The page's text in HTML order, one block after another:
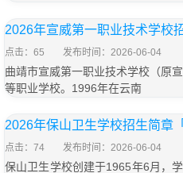
2026年宣威第一职业技术学校
点击：65 发布时间：2026-06-04
曲靖市宣威第一职业技术学校（原
等职业学校。1996年在云南
2026年保山卫生学校招生简章
点击：74 发布时间：2026-06-04
保山卫生学校创建于1965年6月，